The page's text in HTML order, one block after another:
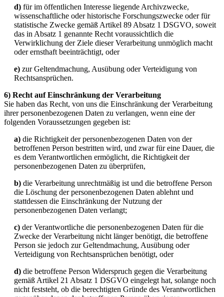
d) für im öffentlichen Interesse liegende Archivzwecke,
wissenschaftliche oder historische Forschungszwecke oder für
statistische Zwecke gemäß Artikel 89 Absatz 1 DSGVO, soweit
das in Absatz 1 genannte Recht voraussichtlich die
Verwirklichung der Ziele dieser Verarbeitung unmöglich macht
oder ernsthaft beeinträchtigt, oder
e) zur Geltendmachung, Ausübung oder Verteidigung von
Rechtsansprüchen.
6) Recht auf Einschränkung der Verarbeitung
Sie haben das Recht, von uns die Einschränkung der Verarbeitung
ihrer personenbezogenen Daten zu verlangen, wenn eine der
folgenden Voraussetzungen gegeben ist:
a) die Richtigkeit der personenbezogenen Daten von der
betroffenen Person bestritten wird, und zwar für eine Dauer, die
es dem Verantwortlichen ermöglicht, die Richtigkeit der
personenbezogenen Daten zu überprüfen,
b) die Verarbeitung unrechtmäßig ist und die betroffene Person
die Löschung der personenbezogenen Daten ablehnt und
stattdessen die Einschränkung der Nutzung der
personenbezogenen Daten verlangt;
c) der Verantwortliche die personenbezogenen Daten für die
Zwecke der Verarbeitung nicht länger benötigt, die betroffene
Person sie jedoch zur Geltendmachung, Ausübung oder
Verteidigung von Rechtsansprüchen benötigt, oder
d) die betroffene Person Widerspruch gegen die Verarbeitung
gemäß Artikel 21 Absatz 1 DSGVO eingelegt hat, solange noch
nicht feststeht, ob die berechtigten Gründe des Verantwortlichen